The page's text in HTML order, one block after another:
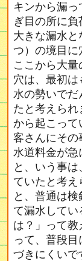
キンから漏
ぎ目の所に負
大きな漏水
つ）の境目に
ここから大
穴は、最初
水の勢いでだ
たと考えら
から起こって
客さんにその
水道料金が急
と、いう事
ていたと考え
と、普通は
て漏水してい
は？」って
って、普段
づきにくいで